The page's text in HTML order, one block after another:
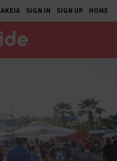
SIGN IN SIGN UP HOME